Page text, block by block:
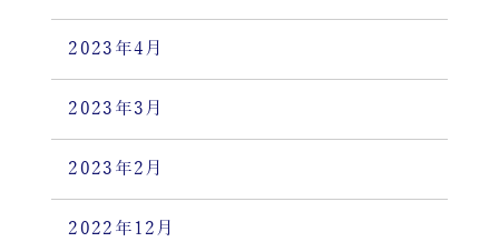
2023年4月
2023年3月
2023年2月
2022年12月